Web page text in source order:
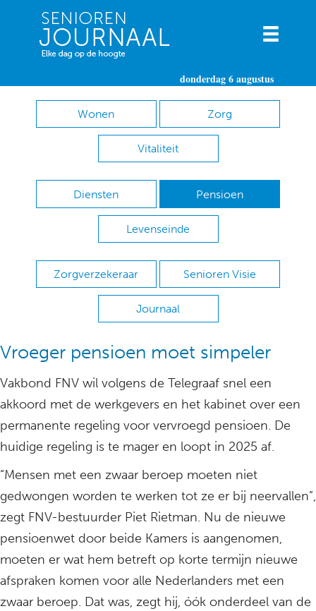
donderdag 6 augustus
Wonen Zorg
Vitaliteit
Diensten Pensioen
Levenseinde
Zorgverzekeraar Senioren Visie
Journaal
Vroeger pensioen moet simpeler
Vakbond FNV wil volgens de Telegraaf snel een
akkoord met de werkgevers en het kabinet over een
permanente regeling voor vervroegd pensioen. De
huidige regeling is te mager en loopt in 2025 af.
“Mensen met een zwaar beroep moeten niet
gedwongen worden te werken tot ze er bij neervallen”,
zegt FNV-bestuurder Piet Rietman. Nu de nieuwe
pensioenwet door beide Kamers is aangenomen,
moeten er wat hem betreft op korte termijn nieuwe
afspraken komen voor alle Nederlanders met een
zwaar beroep. Dat was, zegt hij, óók onderdeel van de